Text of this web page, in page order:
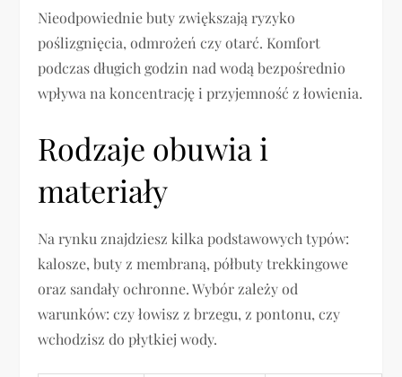
Nieodpowiednie buty zwiększają ryzyko
poślizgnięcia, odmrożeń czy otarć. Komfort
podczas długich godzin nad wodą bezpośrednio
wpływa na koncentrację i przyjemność z łowienia.
Rodzaje obuwia i
materiały
Na rynku znajdziesz kilka podstawowych typów:
kalosze, buty z membraną, półbuty trekkingowe
oraz sandały ochronne. Wybór zależy od
warunków: czy łowisz z brzegu, z pontonu, czy
wchodzisz do płytkiej wody.